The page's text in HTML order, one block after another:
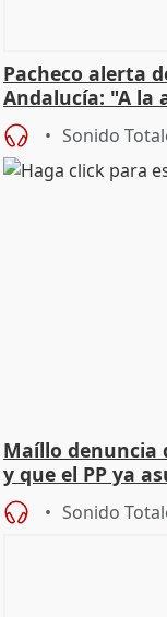
Pacheco alerta
Andalucía: "A la
Sonido
Maíllo denuncia
y que el PP ya
Sonido